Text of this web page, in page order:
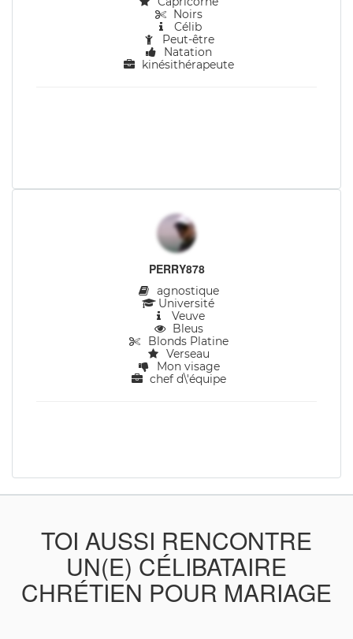
Noirs
Célib
Peut-être
Natation
kinésithérapeute
PERRY878
agnostique
Université
Veuve
Bleus
Blonds Platine
Verseau
Mon visage
chef d\'équipe
TOI AUSSI RENCONTRE
UN(E) CÉLIBATAIRE
CHRÉTIEN POUR MARIAGE